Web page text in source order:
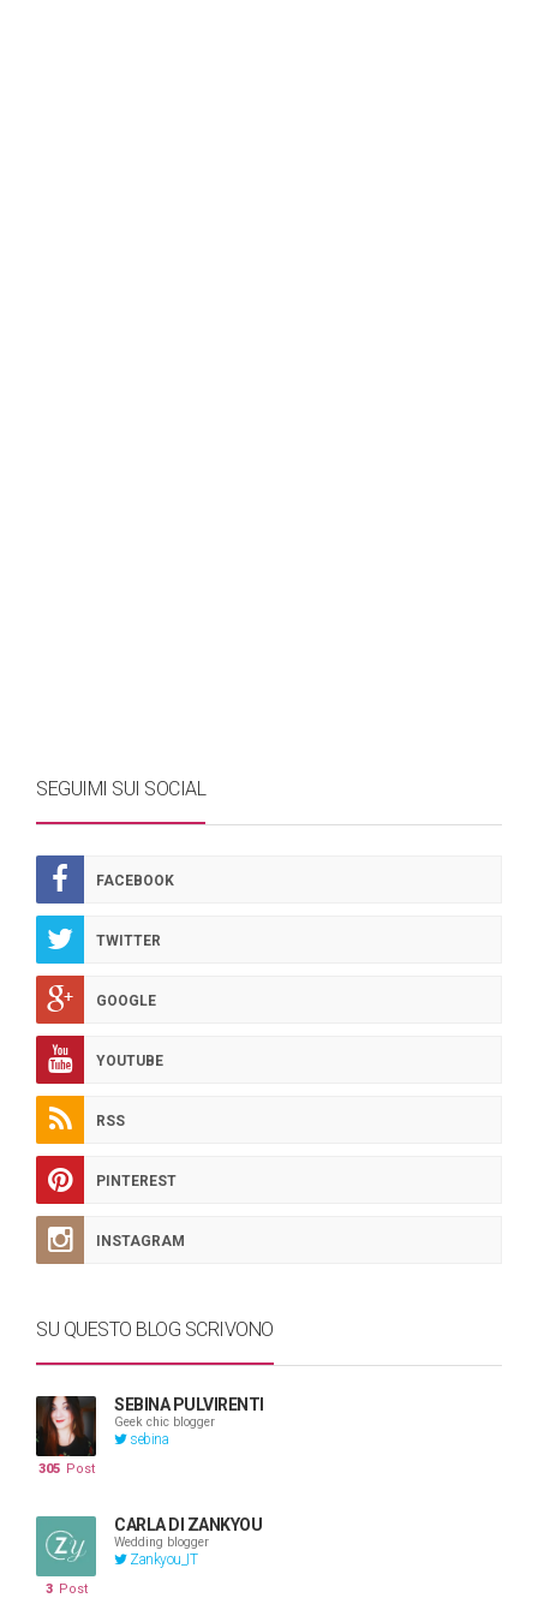
SEGUIMI SUI SOCIAL
FACEBOOK
TWITTER
GOOGLE
YOUTUBE
RSS
PINTEREST
INSTAGRAM
SU QUESTO BLOG SCRIVONO
SEBINA PULVIRENTI
Geek chic blogger
sebina
305 Post
CARLA DI ZANKYOU
Wedding blogger
Zankyou_IT
3 Post